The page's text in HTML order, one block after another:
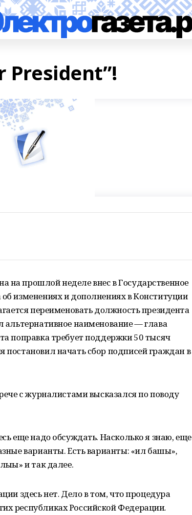
President”!
на прошлой неделе внес в Государственное
изменениях и дополнениях в Конституции
переименовать должность президента
альтернативное наименование — глава
поправка требует поддержки 50 тысяч
постановил начать сбор подписей граждан в
с журналистами высказался по поводу
еще надо обсуждать. Насколько я знаю, еще
варианты. Есть варианты: «ил башы»,
и так далее.
здесь нет. Дело в том, что процедура
республиках Российской Федерации.